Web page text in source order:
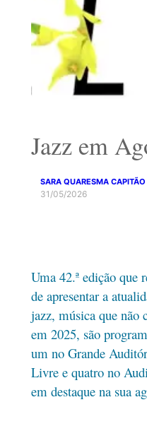
Jazz em
SARA QUARESMA CAPITÃO
31/05/2026
Uma 42.ª edição que
de apresentar a
jazz, música que não
em 2025, são
um no Grande
Livre e quatro no
em destaque na sua